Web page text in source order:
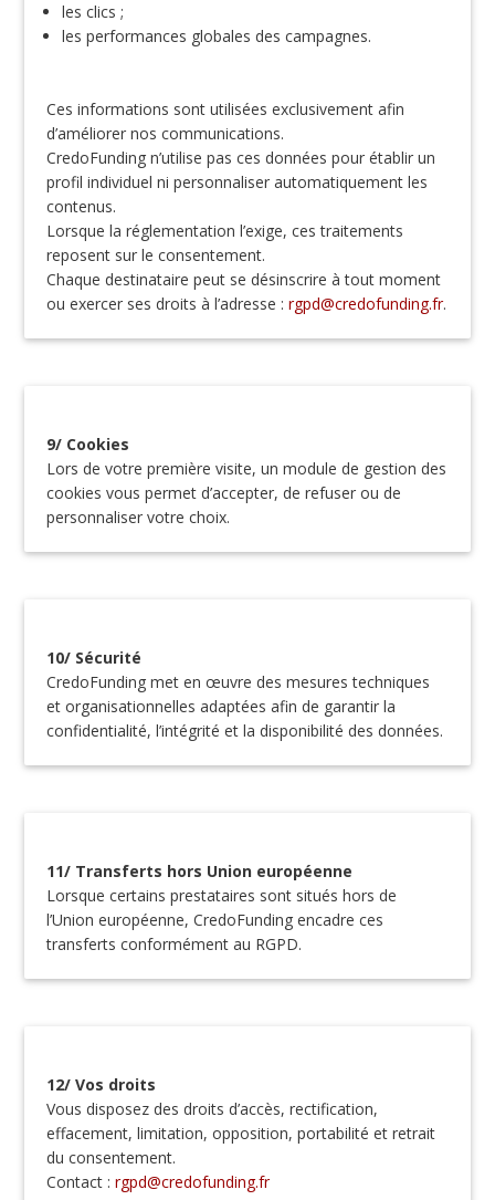
les clics ;
les performances globales des campagnes.
Ces informations sont utilisées exclusivement afin
d’améliorer nos communications.
CredoFunding n’utilise pas ces données pour établir un
profil individuel ni personnaliser automatiquement les
contenus.
Lorsque la réglementation l’exige, ces traitements
reposent sur le consentement.
Chaque destinataire peut se désinscrire à tout moment
ou exercer ses droits à l’adresse :rgpd@credofunding.fr.
9/ Cookies
Lors de votre première visite, un module de gestion des
cookies vous permet d’accepter, de refuser ou de
personnaliser votre choix.
10/ Sécurité
CredoFunding met en œuvre des mesures techniques
et organisationnelles adaptées afin de garantir la
confidentialité, l’intégrité et la disponibilité des données.
11/ Transferts hors Union européenne
Lorsque certains prestataires sont situés hors de
l’Union européenne, CredoFunding encadre ces
transferts conformément au RGPD.
12/ Vos droits
Vous disposez des droits d’accès, rectification,
effacement, limitation, opposition, portabilité et retrait
du consentement.
Contact :rgpd@credofunding.fr